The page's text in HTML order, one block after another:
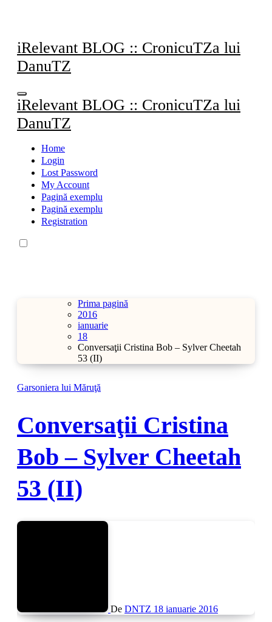
iRelevant BLOG :: CronicuTZa lui
DanuTZ
iRelevant BLOG :: CronicuTZa lui
DanuTZ
Home
Login
Lost Password
My Account
Pagină exemplu
Pagină exemplu
Registration
Prima pagină
2016
ianuarie
18
Conversaţii Cristina Bob – Sylver Cheetah
53 (II)
Garsoniera lui Măruţă
Conversaţii Cristina
Bob – Sylver Cheetah
53 (II)
De DNTZ 18 ianuarie 2016